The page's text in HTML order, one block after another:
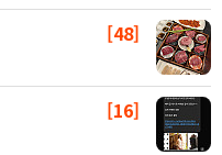
[48]
[16]